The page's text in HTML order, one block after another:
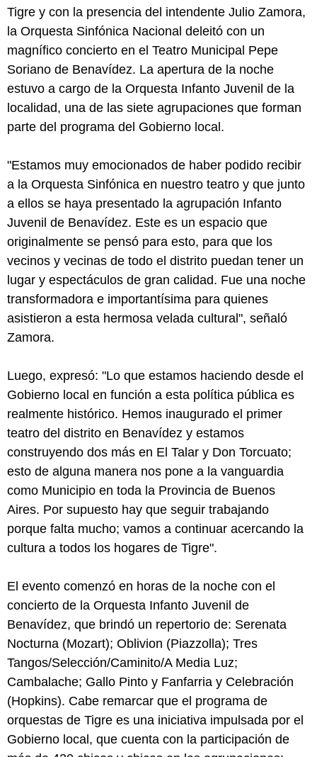
Tigre y con la presencia del intendente Julio Zamora,
la Orquesta Sinfónica Nacional deleitó con un
magnífico concierto en el Teatro Municipal Pepe
Soriano de Benavídez. La apertura de la noche
estuvo a cargo de la Orquesta Infanto Juvenil de la
localidad, una de las siete agrupaciones que forman
parte del programa del Gobierno local.
"Estamos muy emocionados de haber podido recibir
a la Orquesta Sinfónica en nuestro teatro y que junto
a ellos se haya presentado la agrupación Infanto
Juvenil de Benavídez. Este es un espacio que
originalmente se pensó para esto, para que los
vecinos y vecinas de todo el distrito puedan tener un
lugar y espectáculos de gran calidad. Fue una noche
transformadora e importantísima para quienes
asistieron a esta hermosa velada cultural", señaló
Zamora.
Luego, expresó: "Lo que estamos haciendo desde el
Gobierno local en función a esta política pública es
realmente histórico. Hemos inaugurado el primer
teatro del distrito en Benavídez y estamos
construyendo dos más en El Talar y Don Torcuato;
esto de alguna manera nos pone a la vanguardia
como Municipio en toda la Provincia de Buenos
Aires. Por supuesto hay que seguir trabajando
porque falta mucho; vamos a continuar acercando la
cultura a todos los hogares de Tigre".
El evento comenzó en horas de la noche con el
concierto de la Orquesta Infanto Juvenil de
Benavídez, que brindó un repertorio de: Serenata
Nocturna (Mozart); Oblivion (Piazzolla); Tres
Tangos/Selección/Caminito/A Media Luz;
Cambalache; Gallo Pinto y Fanfarria y Celebración
(Hopkins). Cabe remarcar que el programa de
orquestas de Tigre es una iniciativa impulsada por el
Gobierno local, que cuenta con la participación de